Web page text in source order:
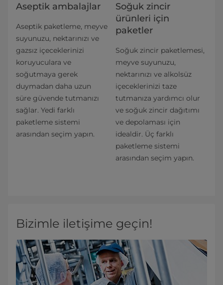
Aseptik ambalajlar
Aseptik paketleme, meyve
suyunuzu, nektarınızı ve
gazsız içeceklerinizi
koruyuculara ve
soğutmaya gerek
duymadan daha uzun
süre güvende tutmanızı
sağlar. Yedi farklı
paketleme sistemi
arasından seçim yapın.
Soğuk zincir
ürünleri için
paketler
Soğuk zincir paketlemesi,
meyve suyunuzu,
nektarınızı ve alkolsüz
içeceklerinizi taze
tutmanıza yardımcı olur
ve soğuk zincir dağıtımı
ve depolaması için
idealdir. Üç farklı
paketleme sistemi
arasından seçim yapın.
Bizimle iletişime geçin!